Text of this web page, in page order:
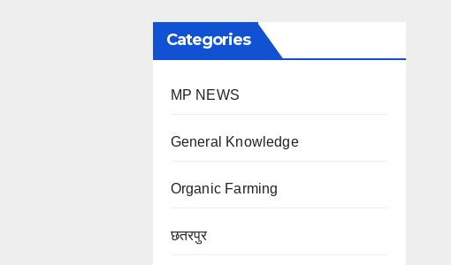
Categories
MP NEWS
General Knowledge
Organic Farming
छतरपुर